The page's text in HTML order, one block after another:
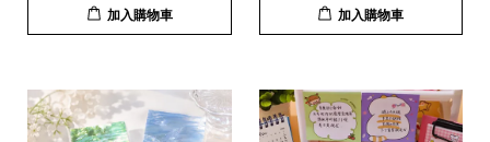
加入購物車 加入購物車